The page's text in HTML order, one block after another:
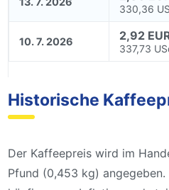
330,36
10. 7. 2026 2,92
337,73
Historische
Der Kaffeepreis wird im
Pfund (0,453 kg)